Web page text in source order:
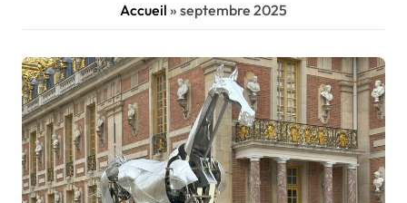
Accueil » septembre 2025